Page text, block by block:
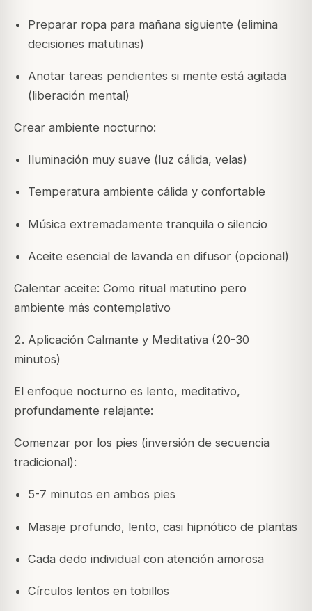
Preparar ropa para mañana siguiente (elimina
decisiones matutinas)
Anotar tareas pendientes si mente está agitada
(liberación mental)
Crear ambiente nocturno:
Iluminación muy suave (luz cálida, velas)
Temperatura ambiente cálida y confortable
Música extremadamente tranquila o silencio
Aceite esencial de lavanda en difusor (opcional)
Calentar aceite: Como ritual matutino pero
ambiente más contemplativo
2. Aplicación Calmante y Meditativa (20-30
minutos)
El enfoque nocturno es lento, meditativo,
profundamente relajante:
Comenzar por los pies (inversión de secuencia
tradicional):
5-7 minutos en ambos pies
Masaje profundo, lento, casi hipnótico de plantas
Cada dedo individual con atención amorosa
Círculos lentos en tobillos